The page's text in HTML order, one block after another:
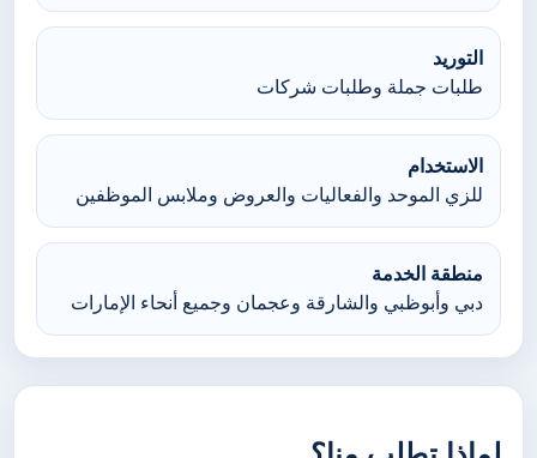
التوريد
طلبات جملة وطلبات شركات
الاستخدام
للزي الموحد والفعاليات والعروض وملابس الموظفين
منطقة الخدمة
دبي وأبوظبي والشارقة وعجمان وجميع أنحاء الإمارات